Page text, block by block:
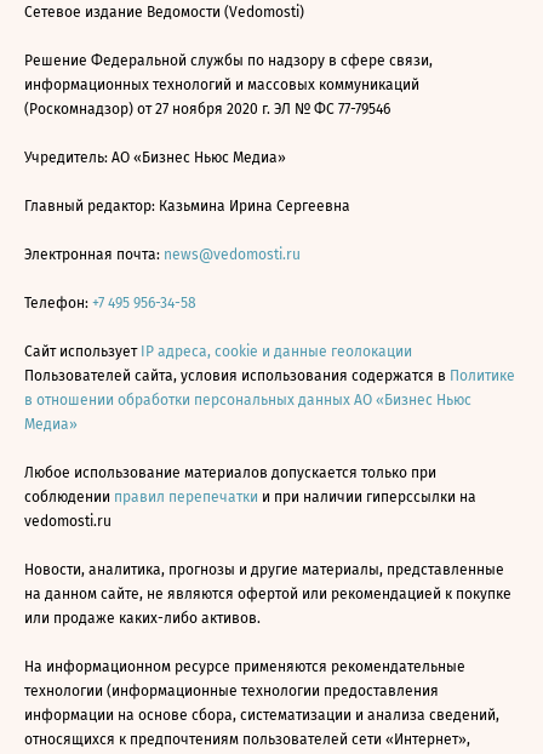
Сетевое издание Ведомости (Vedomosti)
Решение Федеральной службы по надзору в сфере связи,
информационных технологий и массовых коммуникаций
(Роскомнадзор) от 27 ноября 2020 г. ЭЛ № ФС 77-79546
Учредитель: АО «Бизнес Ньюс Медиа»
Главный редактор: Казьмина Ирина Сергеевна
Электронная почта: news@vedomosti.ru
Телефон: +7 495 956-34-58
Сайт использует IP адреса, cookie и данные геолокации
Пользователей сайта, условия использования содержатся в Политике
в отношении обработки персональных данных АО «Бизнес Ньюс
Медиа»
Любое использование материалов допускается только при
соблюдении правил перепечатки и при наличии гиперссылки на
vedomosti.ru
Новости, аналитика, прогнозы и другие материалы, представленные
на данном сайте, не являются офертой или рекомендацией к покупке
или продаже каких-либо активов.
На информационном ресурсе применяются рекомендательные
технологии (информационные технологии предоставления
информации на основе сбора, систематизации и анализа сведений,
относящихся к предпочтениям пользователей сети «Интернет»,